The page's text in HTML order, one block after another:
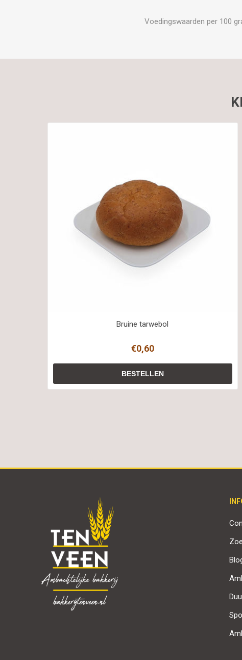
Voedingswaarden per 100
Bruine tarwebol
€0,60